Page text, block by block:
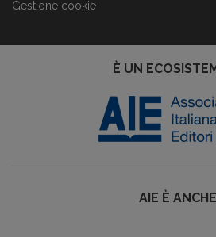
Gestione cookie
È UN
AIE È ANCHE